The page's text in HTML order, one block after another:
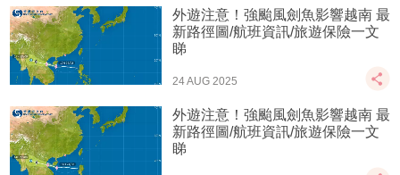
外遊注意！強颱風劍魚影響越南 最
新路徑圖/航班資訊/旅遊保險一文
睇
24 AUG 2025
外遊注意！強颱風劍魚影響越南 最
新路徑圖/航班資訊/旅遊保險一文
睇